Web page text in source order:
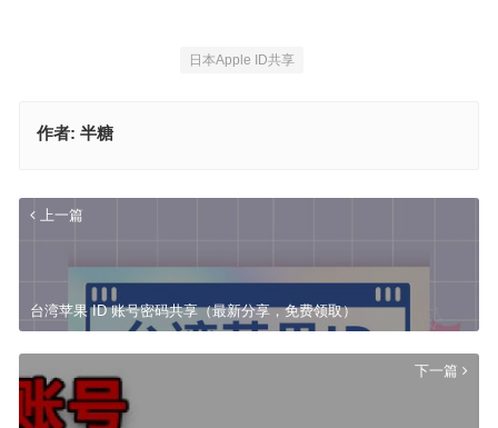
日本Apple ID共享
作者: 半糖
上一篇
台湾苹果 ID 账号密码共享（最新分享，免费领取）
下一篇